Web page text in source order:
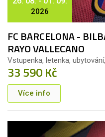
2026
FC BARCELONA -
RAYO VALLECANO
Vstupenka, letenka,
33 590 Kč
Více info